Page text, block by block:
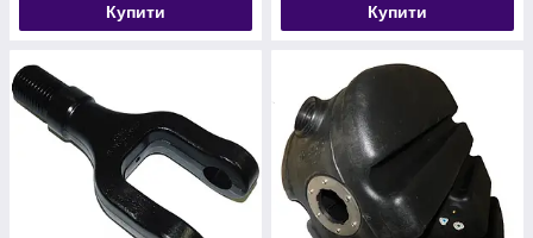
Купити Купити